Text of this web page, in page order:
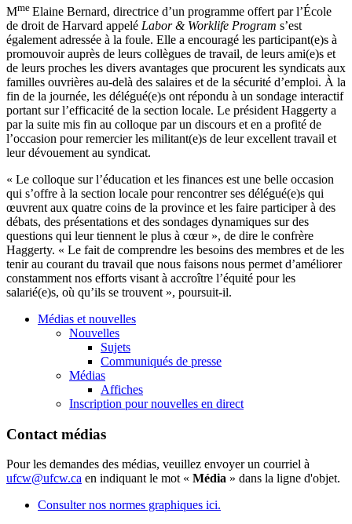
Mme Elaine Bernard, directrice d’un programme offert parl’École
de droit de Harvard appelé Labor & Worklife Program s’est
également adressée à la foule. Elle a encouragé les participant(e)s à
promouvoir auprès de leurs collègues de travail, de leurs ami(e)s et
de leurs proches les divers avantages que procurent les syndicats aux
familles ouvrières au-delà des salaires et de la sécurité d’emploi. À la
fin de la journée, les délégué(e)s ont répondu à un sondage interactif
portant sur l’efficacité de la section locale. Le président Haggerty a
par la suite mis fin au colloque par un discours et en a profité de
l’occasion pourremercierles militant(e)s de leurexcellent travail et
leur dévouement au syndicat.
« Le colloque sur l’éducation et les finances est une belle occasion
qui s’offre à la section locale pourrencontrer ses délégué(e)s qui
œuvrent aux quatre coins de la province et les faire participer à des
débats, des présentations et des sondages dynamiques surdes
questions qui leur tiennent le plus à cœur», de dire le confrère
Haggerty. « Le fait de comprendre les besoins des membres et de les
tenirau courant du travail que nous faisons nous permet d’améliorer
constamment nos efforts visant à accroître l’équité pour les
salarié(e)s, où qu’ils se trouvent », poursuit-il.
Médias et nouvelles
Nouvelles
Sujets
Communiqués de presse
Médias
Affiches
Inscription pour nouvelles en direct
Contact médias
Pour les demandes des médias, veuillez envoyer un courriel à
ufcw@ufcw.ca en indiquant le mot « Média » dans la ligne d'objet.
Consulter nos normes graphiques ici.